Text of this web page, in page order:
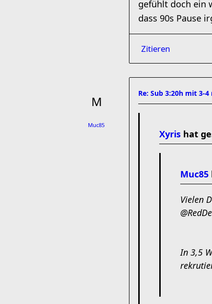
gefühlt doch ein
dass 90s Pause
Zitieren
Muc85
Re: Sub 3:20h mit 3-
Xyris hat
Muc85
Vielen
In 3,5